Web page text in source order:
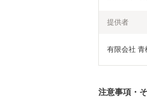
提供者
有限会社 青
注意事項・